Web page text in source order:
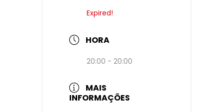
Expired!
HORA
20:00 - 20:00
MAIS
INFORMAÇÕES